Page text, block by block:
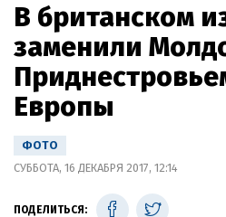
В британском
заменили
Европы
ФОТО
СУББОТА, 16 ДЕКАБРЯ 2017, 12:14
ПОДЕЛИТЬСЯ: